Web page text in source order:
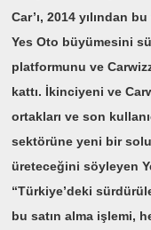
Car’ı, 2014 yılından
Yes Oto büyümesini
platformunu ve
kattı. İkinciyeni ve
ortakları ve son
sektörüne yeni bir
üreteceğini söyleyen
“Türkiye’deki
bu satın alma işlemi,